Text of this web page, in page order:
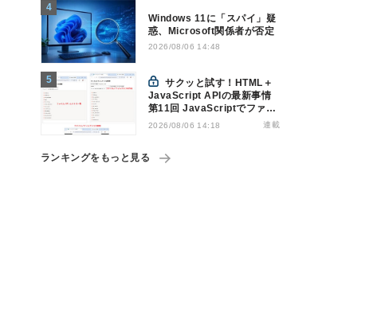
Windows 11に「スパイ」疑
惑、Microsoft関係者が否定
2026/08/06 14:48
サクッと試す！HTML＋
JavaScript APIの最新事情
第11回 JavaScriptでファイ
ル管理！Origin Private File
2026/08/06 14:18 連載
ランキングをもっと見る